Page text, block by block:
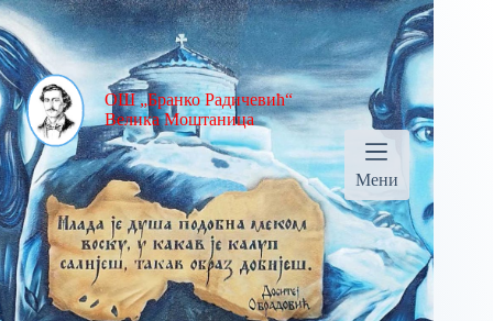
ОШ „Бранко Радичевић“
Велика Моштаница
Мени